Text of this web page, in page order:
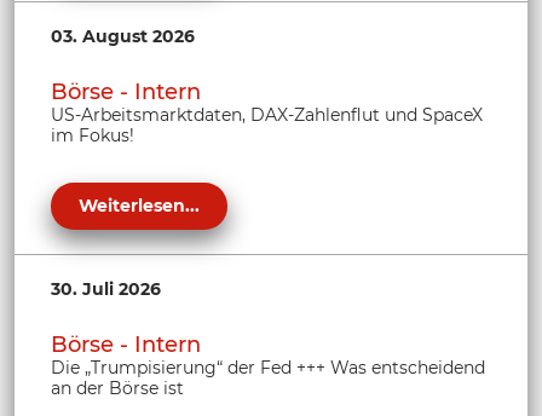
03. August 2026
Börse - Intern
US-Arbeitsmarktdaten, DAX-Zahlenflut und SpaceX
im Fokus!
Weiterlesen...
30. Juli 2026
Börse - Intern
Die „Trumpisierung“ der Fed +++ Was entscheidend
an der Börse ist